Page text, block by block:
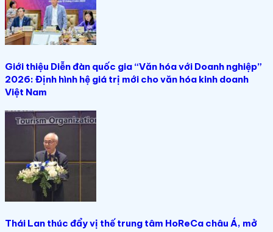
Giới thiệu Diễn đàn quốc gia “Văn hóa với Doanh nghiệp”
2026: Định hình hệ giá trị mới cho văn hóa kinh doanh
Việt Nam
Thái Lan thúc đẩy vị thế trung tâm HoReCa châu Á, mở